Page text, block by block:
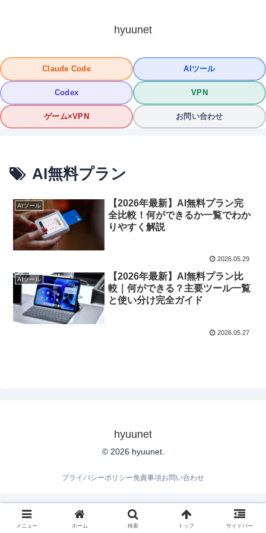
hyuunet
Claude Code AIツール
Codex VPN
ゲーム×VPN お問い合わせ
AI無料プラン
AIツール
【2026年最新】AI無料プラン完
全比較！何ができるか一覧でわか
りやすく解説
2026.05.29
AIツール
【2026年最新】AI無料プラン比
較｜何ができる？主要ツール一覧
と使い分け完全ガイド
2026.05.27
hyuunet
© 2026 hyuunet.
プライバシーポリシー免責事項お問い合わせ
メニュー ホーム 検索 トップ サイドバー